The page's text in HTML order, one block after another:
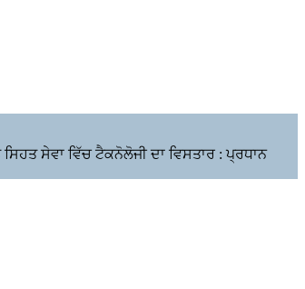
ਸੇਵਾ ਵਿੱਚ ਟੈਕਨੋਲੋਜੀ ਦਾ ਵਿਸਤਾਰ : ਪ੍ਰਧਾਨ